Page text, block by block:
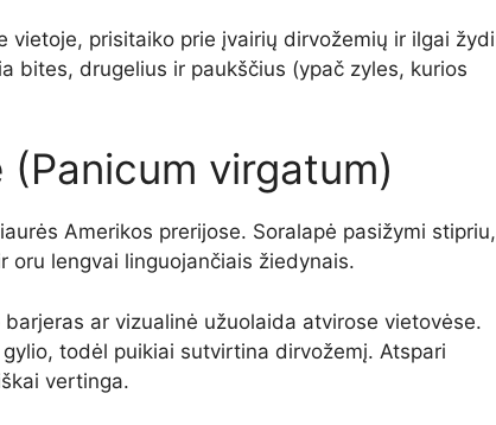
vietoje, prisitaiko prie įvairių dirvožemių ir ilgai žydi
bites, drugelius ir paukščius (ypač zyles, kurios
virgatum)
Amerikos prerijose. Soralapė pasižymi stipriu,
oru lengvai linguojančiais žiedynais.
ar vizualinė užuolaida atvirose vietovėse.
todėl puikiai sutvirtina dirvožemį. Atspari
vertinga.